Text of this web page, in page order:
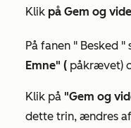
Klik på Gem og
På fanen " Besked "
Emne" ( påkrævet)
Klik på "Gem og
dette trin, ændres